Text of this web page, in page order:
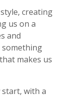
creating
us on a
and
something
makes us
with a